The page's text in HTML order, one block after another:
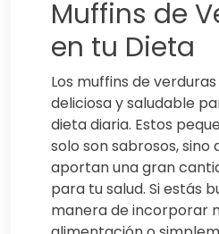
Muffins de
en tu Dieta
Los muffins de
deliciosa y saludable
dieta diaria. Estos
solo son sabrosos, sino
aportan una gran
para tu salud. Si estás
manera de incorporar